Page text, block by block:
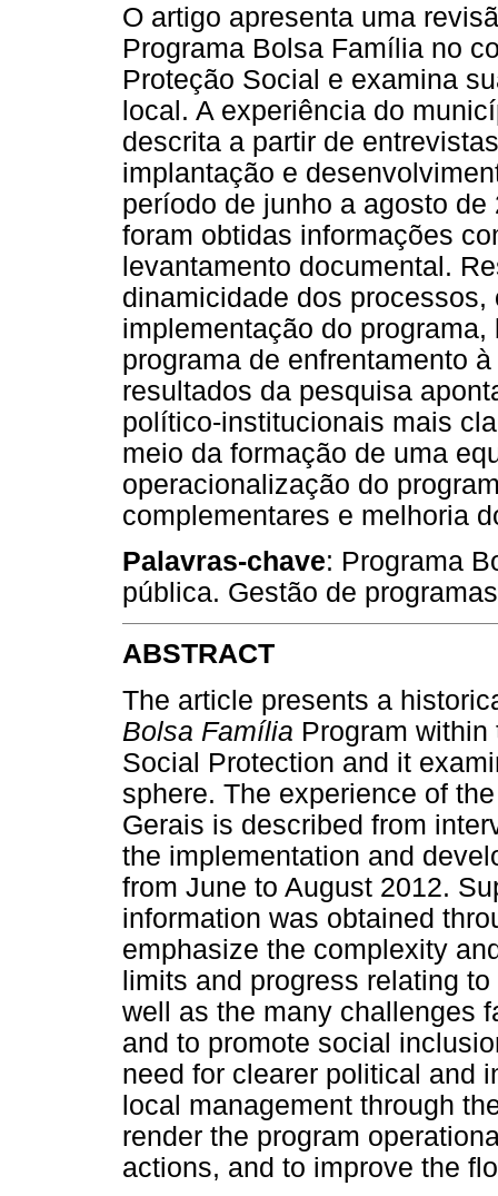
O artigo apresenta uma
Programa Bolsa Família no
Proteção Social e examina
local. A experiência do
descrita a partir de
implantação e
período de junho a agosto
foram obtidas informações
levantamento documental.
dinamicidade dos
implementação do
programa de enfrentamento
resultados da pesquisa
político-institucionais mais
meio da formação de uma
operacionalização do
complementares e melhoria
Palavras-chave: Programa
pública. Gestão de
ABSTRACT
The article presents a
Bolsa Família Program
Social Protection and it
sphere. The experience of
Gerais is described from
the implementation and
from June to August 2012.
information was obtained
emphasize the complexity
limits and progress relating
well as the many challenges
and to promote social
need for clearer political and
local management through
render the program
actions, and to improve the